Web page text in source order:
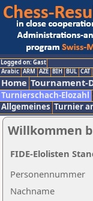
Logged on: Gast
Arabic ARM AZE BIH BUL CAT
Home Tournament-
Turnierschach-Elozahl
Allgemeines Turnier
Willkommen
Nachname
Personennummer
FIDE-Elolisten